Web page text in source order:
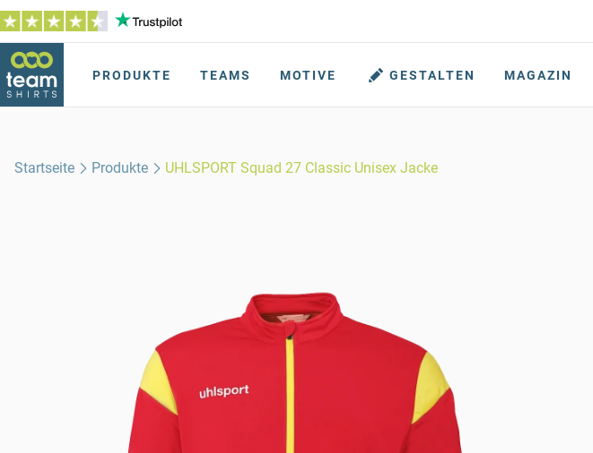
PRODUKTE TEAMS MOTIVE GESTALTEN MAGAZIN
Startseite Produkte UHLSPORT Squad 27 Classic Unisex Jacke